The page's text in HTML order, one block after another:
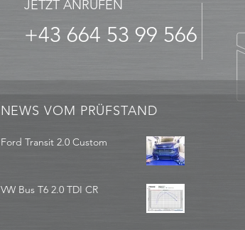
JETZT ANRUFEN
+43 664 53 99 566
NEWS VOM PRÜFSTAND
Ford Transit 2.0 Custom
VW Bus T6 2.0 TDI CR